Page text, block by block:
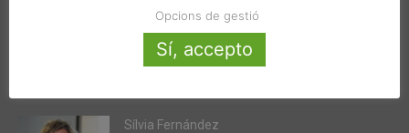
Victor Ferrando
President de l'EMD de Jesús
Sílvia Fernández
Opcions de gestió
Sí, accepto